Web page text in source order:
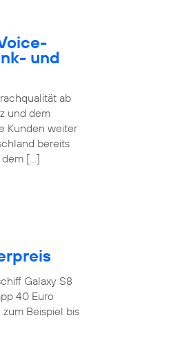
und
ab
und dem
Kunden weiter
bereits
dem […]
Galaxy S8
40 Euro
zum Beispiel bis